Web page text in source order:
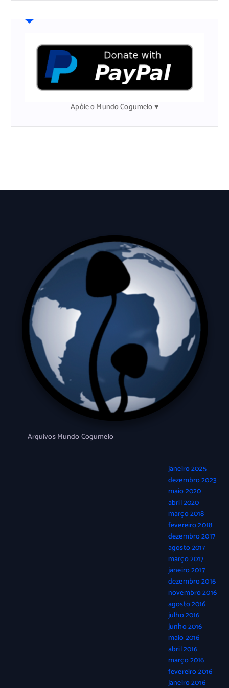
i
Apóie o Mundo Cogumelo ♥
Arquivos Mundo Cogumelo
janeiro 2025
dezembro 2023
maio 2020
abril 2020
março 2018
fevereiro 2018
dezembro 2017
agosto 2017
março 2017
janeiro 2017
dezembro 2016
novembro 2016
agosto 2016
julho 2016
junho 2016
maio 2016
abril 2016
março 2016
fevereiro 2016
janeiro 2016